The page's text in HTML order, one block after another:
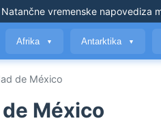
Natančne vremenske napovediza
Afrika ▼ Antarktika ▼
de México
México